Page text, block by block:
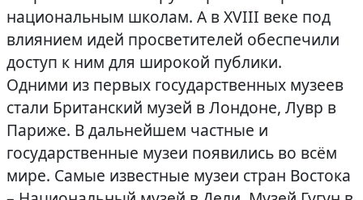
национальным школам. А в XVIII веке под
влиянием идей просветителей обеспечили
доступ к ним для широкой публики.
Одними из первых государственных музеев
стали Британский музей в Лондоне, Лувр в
Париже. В дальнейшем частные и
государственные музеи появились во всём
мире. Самые известные музеи стран Востока